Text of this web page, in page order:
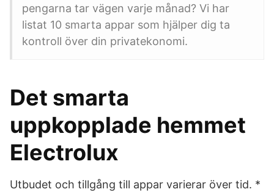
pengarna tar vägen varje månad? Vi har
listat 10 smarta appar som hjälper dig ta
kontroll över din privatekonomi.
Det smarta
uppkopplade hemmet
Electrolux
Utbudet och tillgång till appar varierar över tid. *